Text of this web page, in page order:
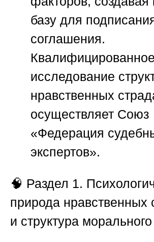
базу для
соглашения.
Квалифицированное
исследование
нравственных
осуществляет Союз
«Федерация
экспертов».
🧠 Раздел 1.
природа нравственных
и структура